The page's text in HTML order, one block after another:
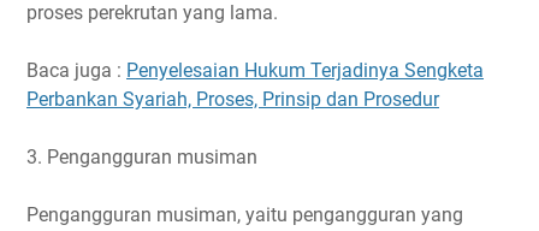
proses perekrutan yang lama.
Baca juga : Penyelesaian Hukum Terjadinya Sengketa
Perbankan Syariah, Proses, Prinsip dan Prosedur
3. Pengangguran musiman
Pengangguran musiman, yaitu pengangguran yang